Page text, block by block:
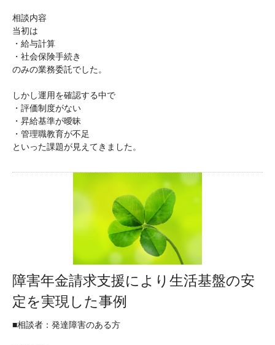
相談内容
当初は
・給与計算
・社会保険手続き
のみの業務委託でした。
しかし運用を確認する中で
・評価制度がない
・昇給基準が曖昧
・管理職教育が不足
といった課題が見えてきました。
障害年金請求支援により生活基盤の安
定を実現した事例
■相談者：発達障害のある方